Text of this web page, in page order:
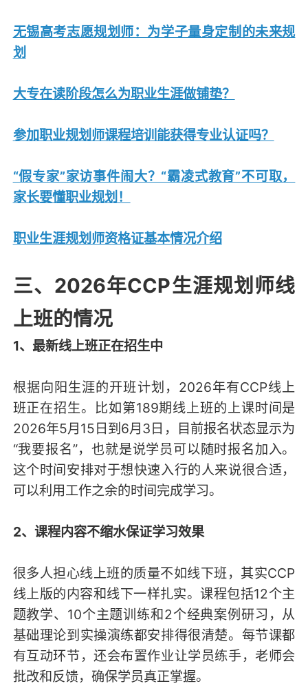
无锡高考志愿规划师：为学子量身定制的未来规
划
大专在读阶段怎么为职业生涯做铺垫？
参加职业规划师课程培训能获得专业认证吗？
“假专家”家访事件闹大？“霸凌式教育”不可取，
家长要懂职业规划！
职业生涯规划师资格证基本情况介绍
三、2026年CCP生涯规划师线
上班的情况
1、最新线上班正在招生中
根据向阳生涯的开班计划，2026年有CCP线上
班正在招生。比如第189期线上班的上课时间是
2026年5月15日到6月3日，目前报名状态显示为
“我要报名”，也就是说学员可以随时报名加入。
这个时间安排对于想快速入行的人来说很合适，
可以利用工作之余的时间完成学习。
2、课程内容不缩水保证学习效果
很多人担心线上班的质量不如线下班，其实CCP
线上版的内容和线下一样扎实。课程包括12个主
题教学、10个主题训练和2个经典案例研习，从
基础理论到实操演练都安排得很清楚。每节课都
有互动环节，还会布置作业让学员练手，老师会
批改和反馈，确保学员真正掌握。